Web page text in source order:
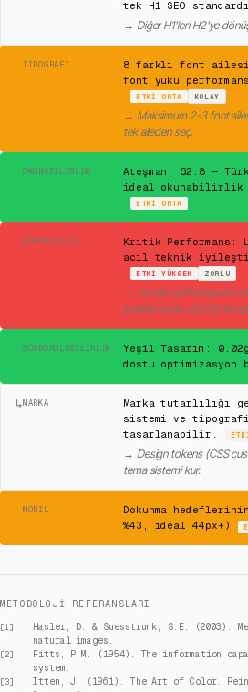
tek H1 SEO
→ Diğer H1'leri H2'ye
TIPOGRAFI
8 farklı font
font yükü
ETKIORTA KOLAY
→ Maksimum 2-3 font
tek aileden seç.
OKUNABILIRLIK
Ateşman: 62.8 —
ideal okunabilirlik
ETKIORTA
MÜHENDISLIK
Kritik Performans:
acil teknik
ETKIYÜKSEK ZORLU
→ Görsel optimizasyonu
kullanılmayan JS/CSS
SÜRDÜRÜLEBILIRLIK
Yeşil Tasarım:
dostu optimizasyon
↳MARKA
Marka
sistemi ve
tasarlanabilir.
→ Design tokens (CSS
tema sistemi kur.
MOBIL
Dokunma
%43, ideal 44px+)
METODOLOJI REFERANSLARI
[1]
Hasler, D. & Suesstrunk, S.E. (2003).
natural images.
[2]
Fitts, P.M. (1954). The information
system.
[3]
Itten, J. (1961). The Art of Color.